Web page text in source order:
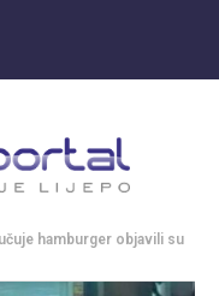
hamburger objavili su